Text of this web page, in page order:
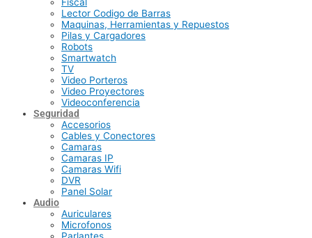
Fiscal
Lector Codigo de Barras
Maquinas, Herramientas y Repuestos
Pilas y Cargadores
Robots
Smartwatch
TV
Video Porteros
Video Proyectores
Videoconferencia
Seguridad
Accesorios
Cables y Conectores
Camaras
Camaras IP
Camaras Wifi
DVR
Panel Solar
Audio
Auriculares
Microfonos